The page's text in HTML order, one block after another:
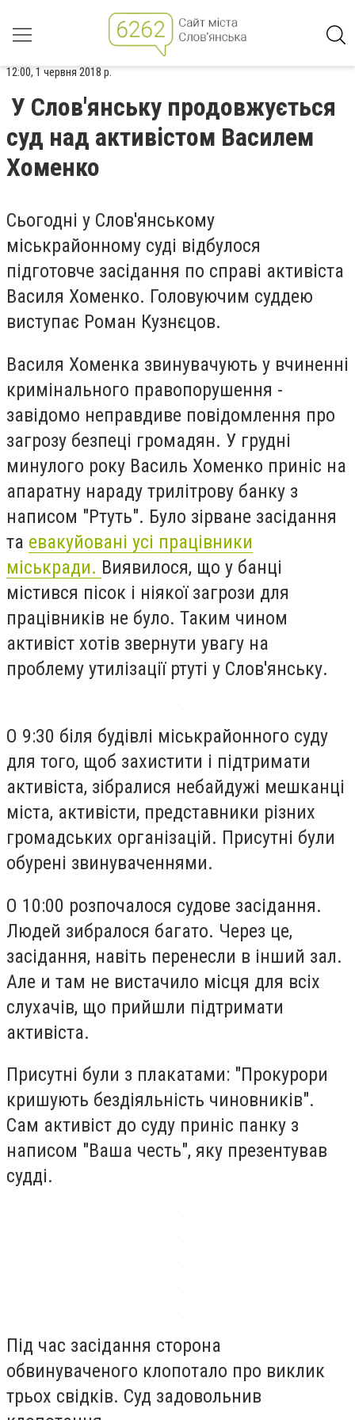
12:00, 1 червня 2018 р.
У Слов'янську продовжується
суд над активістом Василем
Хоменко
Сьогодні у Слов'янському
міськрайонному суді відбулося
підготовче засідання по справі активіста
Василя Хоменко. Головуючим суддею
виступає Роман Кузнєцов.
Василя Хоменка звинувачують у вчиненні
кримінального правопорушення -
завідомо неправдиве повідомлення про
загрозу безпеці громадян. У грудні
минулого року Василь Хоменко приніс на
апаратну нараду трилітрову банку з
написом "Ртуть". Було зірване засідання
та евакуйовані усі працівники
міськради. Виявилося, що у банці
містився пісок і ніякої загрози для
працівників не було. Таким чином
активіст хотів звернути увагу на
проблему утилізації ртуті у Слов'янську.
О 9:30 біля будівлі міськрайонного суду
для того, щоб захистити і підтримати
активіста, зібралися небайдужі мешканці
міста, активісти, представники різних
громадських організацій. Присутні були
обурені звинуваченнями.
О 10:00 розпочалося судове засідання.
Людей зибралося багато. Через це,
засідання, навіть перенесли в інший зал.
Але и там не вистачило місця для всіх
слухачів, що прийшли підтримати
активіста.
Присутні були з плакатами: "Прокурори
кришують бездіяльність чиновників".
Сам активіст до суду приніс панку з
написом "Ваша честь", яку презентував
судді.
Під час засідання сторона
обвинуваченого клопотало про виклик
трьох свідків. Суд задовольнив